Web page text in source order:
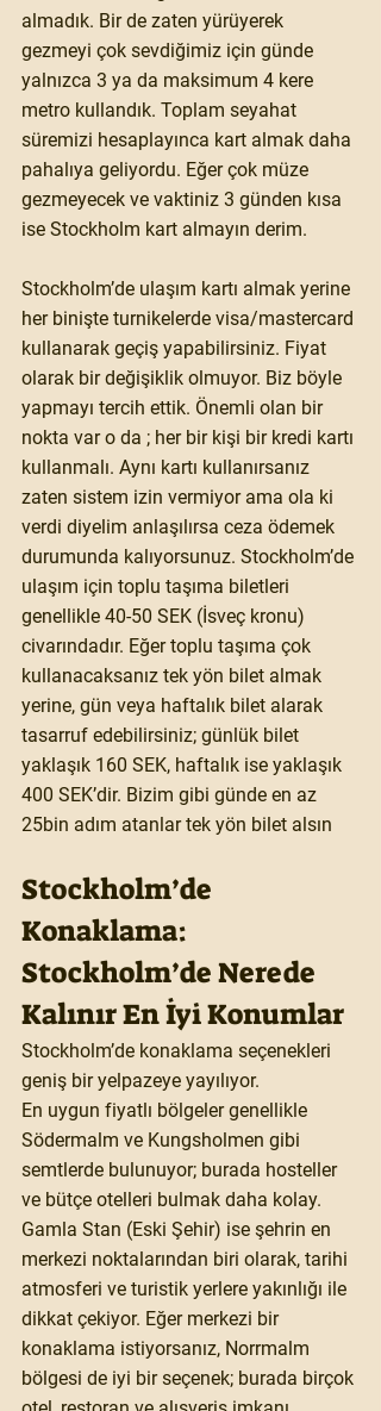
almadık. Bir de zaten yürüyerek
gezmeyi çok sevdiğimiz için günde
yalnızca 3 ya da maksimum 4 kere
metro kullandık. Toplam seyahat
süremizi hesaplayınca kart almak daha
pahalıya geliyordu. Eğer çok müze
gezmeyecek ve vaktiniz 3 günden kısa
ise Stockholm kart almayın derim.
Stockholm’de ulaşım kartı almak yerine
her binişte turnikelerde visa/mastercard
kullanarak geçiş yapabilirsiniz. Fiyat
olarak bir değişiklik olmuyor. Biz böyle
yapmayı tercih ettik. Önemli olan bir
nokta var o da ; her bir kişi bir kredi kartı
kullanmalı. Aynı kartı kullanırsanız
zaten sistem izin vermiyor ama ola ki
verdi diyelim anlaşılırsa ceza ödemek
durumunda kalıyorsunuz. Stockholm’de
ulaşım için toplu taşıma biletleri
genellikle 40-50 SEK (İsveç kronu)
civarındadır. Eğer toplu taşıma çok
kullanacaksanız tek yön bilet almak
yerine, gün veya haftalık bilet alarak
tasarruf edebilirsiniz; günlük bilet
yaklaşık 160 SEK, haftalık ise yaklaşık
400 SEK’dir. Bizim gibi günde en az
25bin adım atanlar tek yön bilet alsın
Stockholm’de
Konaklama:
Stockholm’de Nerede
Kalınır En İyi Konumlar
Stockholm’de konaklama seçenekleri
geniş bir yelpazeye yayılıyor.
En uygun fiyatlı bölgeler genellikle
Södermalm ve Kungsholmen gibi
semtlerde bulunuyor; burada hosteller
ve bütçe otelleri bulmak daha kolay.
Gamla Stan (Eski Şehir) ise şehrin en
merkezi noktalarından biri olarak, tarihi
atmosferi ve turistik yerlere yakınlığı ile
dikkat çekiyor. Eğer merkezi bir
konaklama istiyorsanız, Norrmalm
bölgesi de iyi bir seçenek; burada birçok